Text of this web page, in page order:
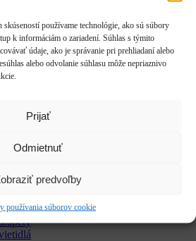
používame technológie, ako sú súbory
k informáciám o zariadení. Súhlas s týmito
údaje, ako je správanie pri prehliadaní alebo
alebo odvolanie súhlasu môže nepriaznivo
Prijať
Odmietnuť
predvoľby
používania súborov cookie
kvetináče
záhony
& Sv. sochy